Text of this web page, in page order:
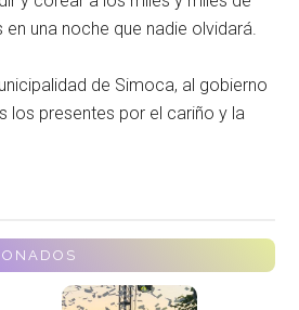
una noche que nadie olvidará.
de Simoca, al gobierno
los presentes por el cariño y la